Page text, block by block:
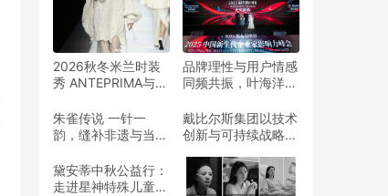
2026秋冬米兰时装
秀 ANTEPRIMA与著
永爱子合作 艺术与
精致美学交汇 捕捉
品牌理性与用户情感
同频共振，叶海洋筑
朱雀传说 一针一
韵，缝补非遗与当代
戴比尔斯集团以技术
创新与可持续战略引
黛安蒂中秋公益行：
走进星神特殊儿童关